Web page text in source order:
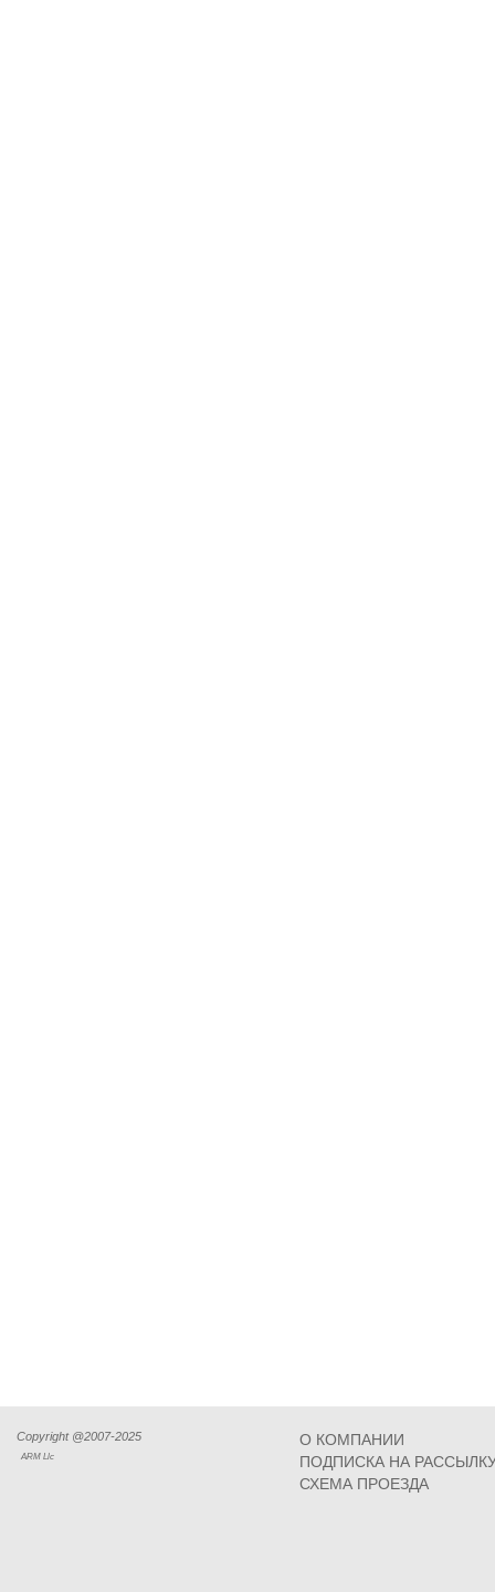
Copyright @2007-2025
ARM Llc
О КОМПАНИИ
ПОДПИСКА НА
СХЕМА ПРОЕЗДА